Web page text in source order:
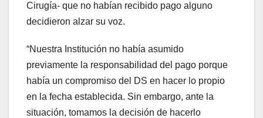
Cirugía- que no habían recibido pago alguno
decidieron alzar su voz.
“Nuestra Institución no había asumido
previamente la responsabilidad del pago porque
había un compromiso del DS en hacer lo propio
en la fecha establecida. Sin embargo, ante la
situación, tomamos la decisión de hacerlo